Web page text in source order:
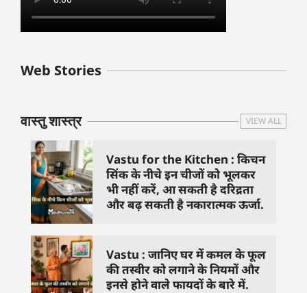
Web Stories
बुधवार के उपाय :
जिनसे हो गणेश जी
वास्तु शास्त्र VIEW ALL
Vastu for the Kitchen : किचन
सिंक के नीचे इन चीजों को भूलकर
भी नहीं करें, आ सकती है दरिद्रता
और बढ़ सकती है नकारात्मक ऊर्जा.
Vastu : जानिए घर में कमल के फूल
की तस्वीर को लगाने के नियमों और
इनसे होने वाले फायदों के बारे में.